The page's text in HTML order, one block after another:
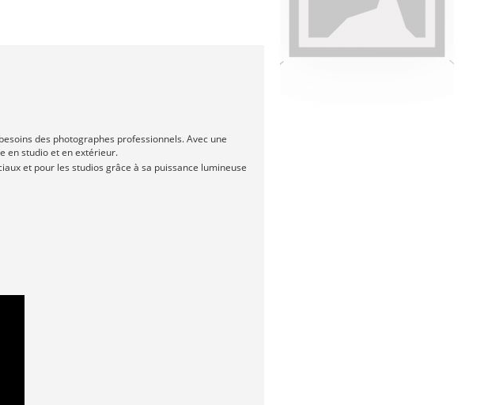
des photographes professionnels. Avec une
en studio et en extérieur.
et pour les studios grâce à sa puissance lumineuse